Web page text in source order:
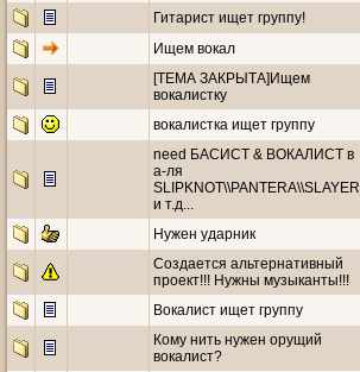
Гитарист ищет группу!
Ищем вокал
[ТЕМА ЗАКРЫТА]Ищем
вокалистку
вокалистка ищет группу
need БАСИСТ & ВОКАЛИСТ в
а-ля
SLIPKNOT\\PANTERA\\SLAYER
и т.д...
Нужен ударник
Создается альтернативный
проект!!! Нужны музыканты!!!
Вокалист ищет группу
Кому нить нужен орущий
вокалист?